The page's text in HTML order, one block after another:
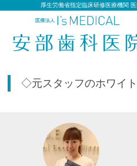
厚生労働省指定臨床研修医療機関
◇元スタッフのホワイ